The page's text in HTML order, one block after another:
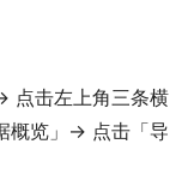
点击左上角三条横
概览」→ 点击「导